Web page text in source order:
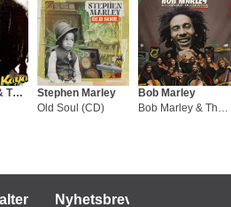
Bob Marley & The Wailers
Stephen Marley
Old Soul (CD)
Bob Marley
Nyhetsbrev